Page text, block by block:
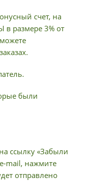
счет, на
в размере 3% от
были
ссылку «Забыли
mail, нажмите
отправлено